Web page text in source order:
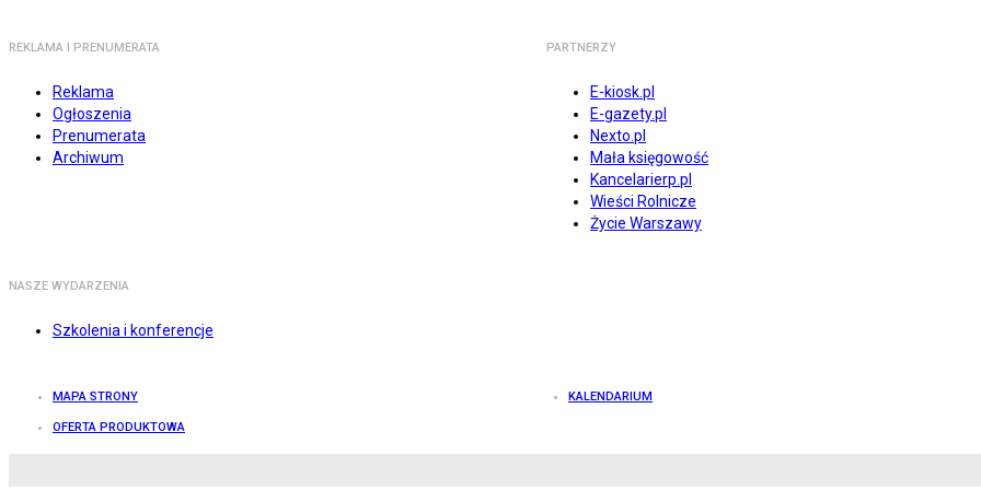
REKLAMA I PRENUMERATA
Reklama
Ogłoszenia
Prenumerata
Archiwum
PARTNERZY
E-kiosk.pl
E-gazety.pl
Nexto.pl
Mała księgowość
Kancelarierp.pl
Wieści Rolnicze
Życie Warszawy
NASZE WYDARZENIA
Szkolenia i konferencje
MAPA STRONY KALENDARIUM
OFERTA PRODUKTOWA